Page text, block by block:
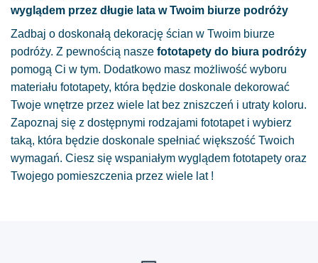
wyglądem przez długie lata w Twoim biurze podróży
Zadbaj o doskonałą dekorację ścian w Twoim biurze
podróży. Z pewnością nasze fototapety do biura podróży
pomogą Ci w tym. Dodatkowo masz możliwość wyboru
materiału fototapety, która będzie doskonale dekorować
Twoje wnętrze przez wiele lat bez zniszczeń i utraty koloru.
Zapoznaj się z dostępnymi rodzajami fototapet i wybierz
taką, która będzie doskonale spełniać większość Twoich
wymagań. Ciesz się wspaniałym wyglądem fototapety oraz
Twojego pomieszczenia przez wiele lat !